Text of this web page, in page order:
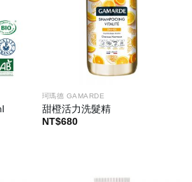
珂瑪德 GAMARDE
甜橙活力洗髮精
NT$680